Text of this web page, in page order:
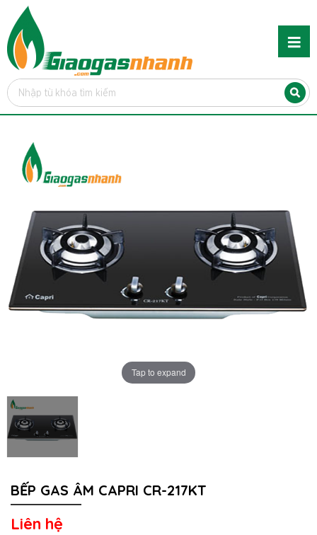
Tap to expand
BẾP GAS ÂM CAPRI CR-217KT
Liên hệ